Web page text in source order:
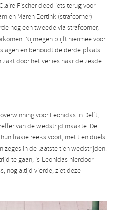
Fischer deed iets terug voor
en Maren Eertink (strafcorner)
nog een tweede via strafcorner,
Nijmegen blijft hiermee voor
en behoudt de derde plaats.
door het verlies naar de zesde
voor Leonidas in Delft,
van de wedstrijd maakte. De
fraaie reeks voort, met tien duels
zeges in de laatste tien wedstrijden.
te gaan, is Leonidas hierdoor
nog altijd vierde, ziet deze